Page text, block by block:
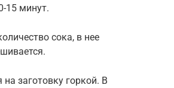
15 минут.
сока, в нее
заготовку горкой. В